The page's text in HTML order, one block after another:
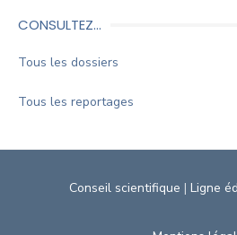
CONSULTEZ…
Tous les dossiers
Tous les reportages
Conseil scientifique | Ligne